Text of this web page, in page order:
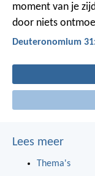
moment van je
door niets
Deuteronomium
Lees meer
Thema's